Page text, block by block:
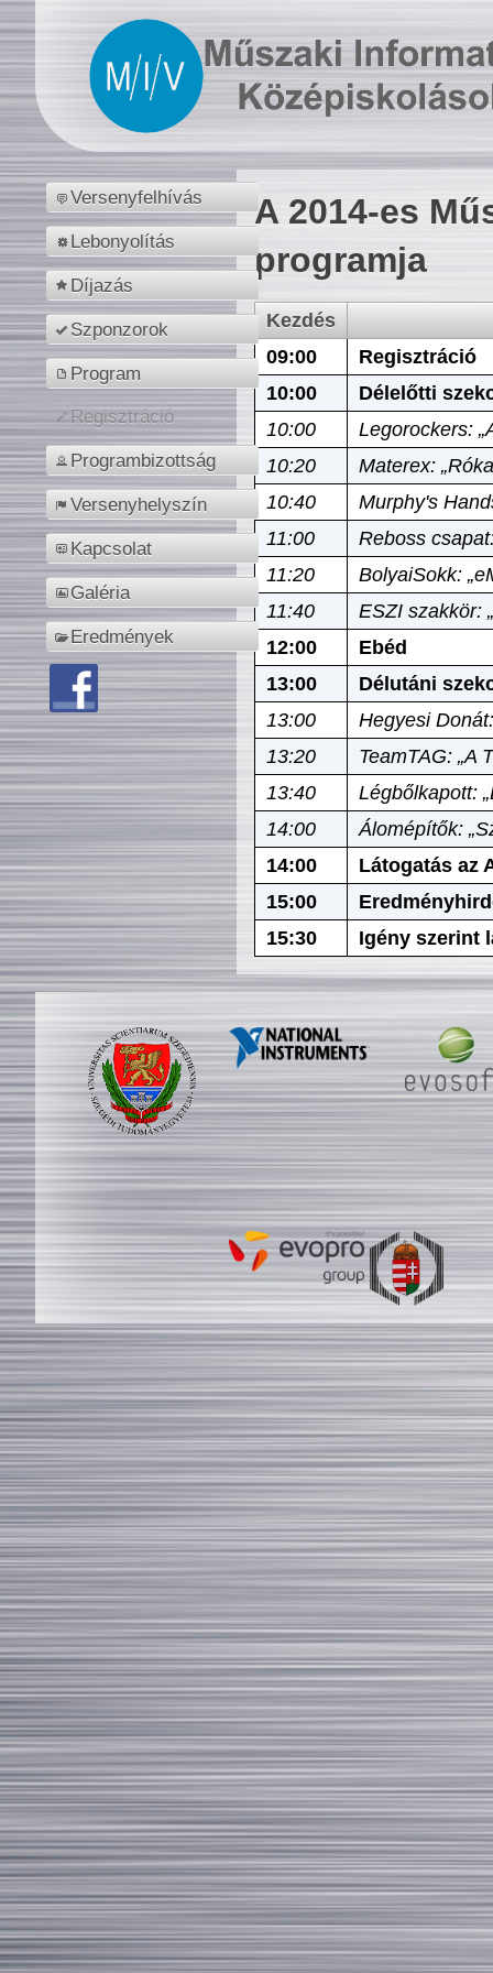
Versenyfelhívás
Lebonyolítás
Díjazás
Szponzorok
Program
Regisztráció
Programbizottság
Versenyhelyszín
Kapcsolat
Galéria
Eredmények
A 2014-es
programja
Kezdés
09:00
Regisztráció
10:00
Délelőtti
10:00
Legorockers:
10:20
Materex:
10:40
Murphy's
11:00
Reboss
11:20
BolyaiSokk:
11:40
ESZI szakkör:
12:00
Ebéd
13:00
Délutáni
13:00
Hegyesi
13:20
TeamTAG: „A
13:40
Légbőlkapott:
14:00
Álomépítők:
14:00
Látogatás az
15:00
15:30
Igény szerint